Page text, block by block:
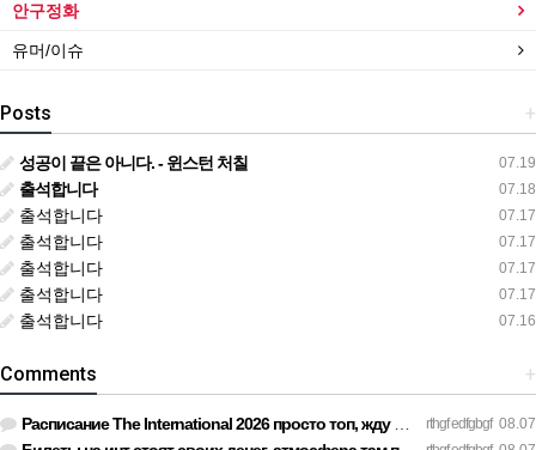
안구정화
유머/이슈
+
Posts
07.19
성공이 끝은 아니다. - 윈스턴 처칠
07.18
출석합니다
07.17
출석합니다
07.17
출석합니다
07.17
출석합니다
07.17
출석합니다
07.16
출석합니다
+
Comments
rthgf edfgbgf 08.07
Расписание The International 2026 просто топ, жду финал! htt…